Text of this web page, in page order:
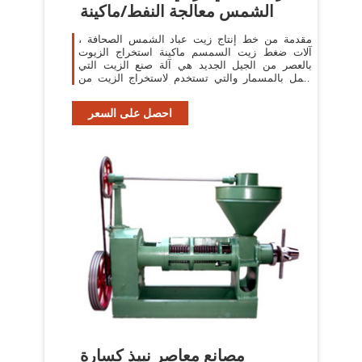
الشمس معالجة النفط/ماكينة
مقدمة من خط إنتاج زيت عباد الشمس الصحافة ،
آلات ضغط زيت السمسم ماكينة استخراج الزيوت
بالعصر من الجيل الجديد هي آلة صنع الزيت التي
تعمل بالمسمار والتي تستخدم لاستخراج الزيت من
احصل على السعر
مصانع معاصر نبيذ كسارة